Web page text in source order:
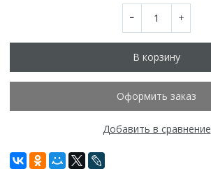
В корзину
Оформить заказ
Добавить в сравнение